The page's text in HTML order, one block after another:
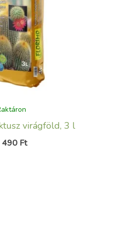
virágföld, 3 l
490 Ft